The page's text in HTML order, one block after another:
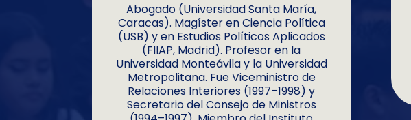
Abogado (Universidad Santa María,
Caracas). Magíster en Ciencia Política
(USB) y en Estudios Políticos Aplicados
(FIIAP, Madrid). Profesor en la
Universidad Monteávila y la Universidad
Metropolitana. Fue Viceministro de
Relaciones Interiores (1997–1998) y
Secretario del Consejo de Ministros